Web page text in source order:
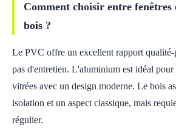
Comment choisir entre fenêtres
bois ?
Le PVC offre un excellent rapport qualité-
pas d'entretien. L'aluminium est idéal pour
vitrées avec un design moderne. Le bois
isolation et un aspect classique, mais
régulier.